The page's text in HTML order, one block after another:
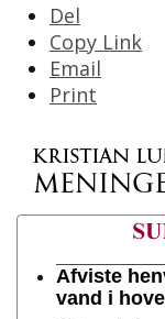
Del
Copy Link
Email
Print
Afviste
vand i